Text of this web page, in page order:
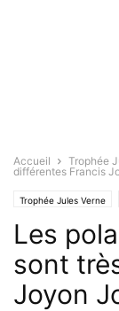
Accueil Trophée
différentes Francis
Trophée Jules Verne
Les
sont
Joyon